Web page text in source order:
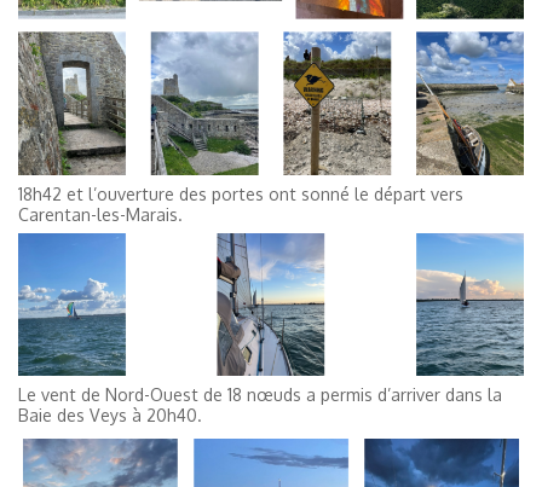
18h42 et l’ouverture des portes ont sonné le départ vers
Carentan-les-Marais.
Le vent de Nord-Ouest de 18 nœuds a permis d’arriver dans la
Baie des Veys à 20h40.